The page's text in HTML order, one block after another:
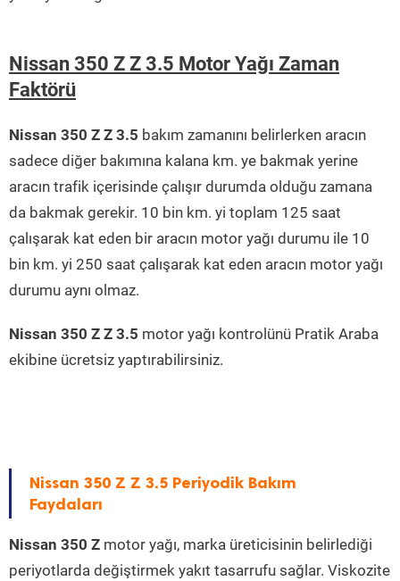
Nissan 350 Z Z 3.5 Motor Yağı Zaman
Faktörü
Nissan 350 Z Z 3.5 bakım zamanını belirlerken aracın
sadece diğer bakımına kalana km. ye bakmak yerine
aracın trafik içerisinde çalışır durumda olduğu zamana
da bakmak gerekir. 10 bin km. yi toplam 125 saat
çalışarak kat eden bir aracın motor yağı durumu ile 10
bin km. yi 250 saat çalışarak kat eden aracın motor yağı
durumu aynı olmaz.
Nissan 350 Z Z 3.5 motor yağı kontrolünü Pratik Araba
ekibine ücretsiz yaptırabilirsiniz.
Nissan 350 Z Z 3.5 Periyodik Bakım
Faydaları
Nissan 350 Z motor yağı, marka üreticisinin belirlediği
periyotlarda değiştirmek yakıt tasarrufu sağlar. Viskozite